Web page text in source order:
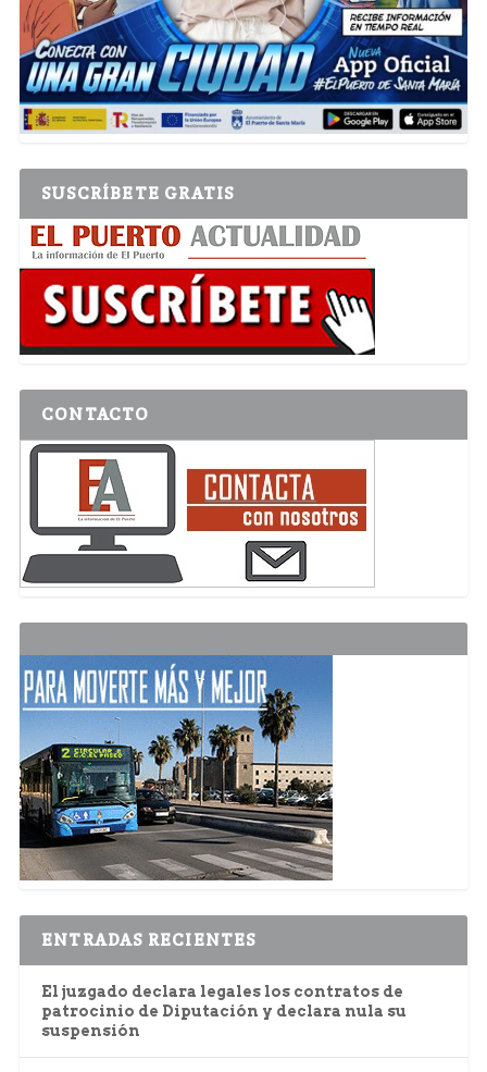
SUSCRÍBETE GRATIS
CONTACTO
ENTRADAS RECIENTES
El juzgado declara legales los contratos de
patrocinio de Diputación y declara nula su
suspensión